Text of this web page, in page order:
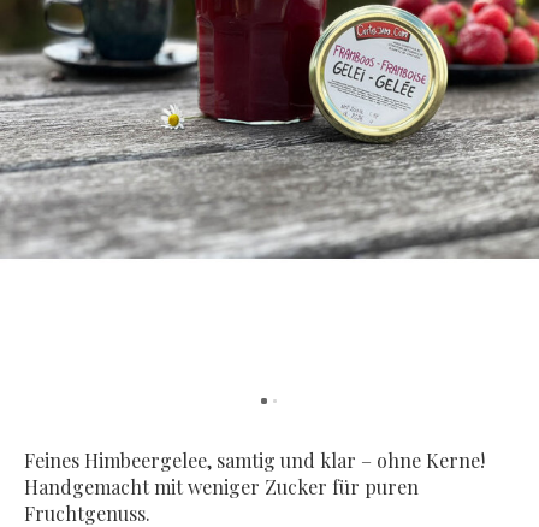
Feines Himbeergelee, samtig und klar – ohne Kerne!
Handgemacht mit weniger Zucker für puren
Fruchtgenuss.